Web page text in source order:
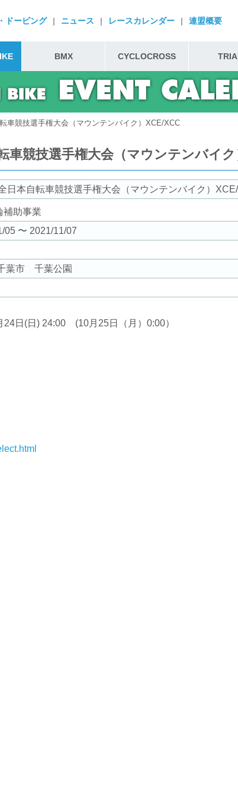
ドーピング | ニュース | レースカレンダー | 連盟概要
BMX CYCLOCROSS
車競技選手権大会（マウンテンバイク）XCE/XCC
車競技選手権大会（マウンテンバイ
日本自転車競技選手権大会（マウンテンバイク）
補助事業
05 〜 2021/11/07
葉市 千葉公園
日(日) 24:00 (10月25日（月）0:00）